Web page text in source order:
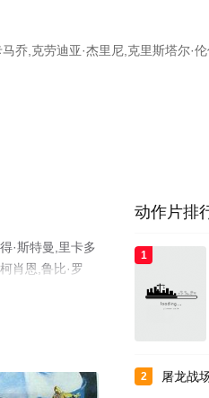
乔,克劳迪亚·杰里尼,克里斯塔尔·伦
·斯特曼,里卡多
肖恩,鲁比·罗
等演员精彩演绎
动作片排
1
2 屠龙战